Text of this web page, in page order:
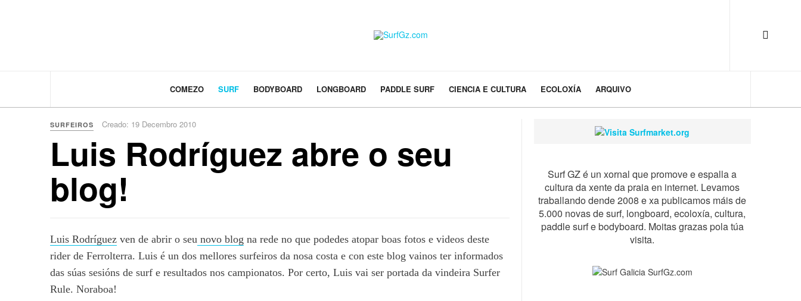
COMEZO SURF BODYBOARD LONGBOARD PADDLE SURF CIENCIA E CULTURA ECOLOXÍA ARQUIVO
SURFEIROS Creado: 19 Decembro 2010
Luis Rodríguez abre o seu
blog!
Luis Rodríguez ven de abrir o seu novo blog na rede no que podedes atopar boas fotos e videos deste
rider de Ferrolterra. Luis é un dos mellores surfeiros da nosa costa e con este blog vainos ter informados
das súas sesións de surf e resultados nos campionatos. Por certo, Luis vai ser portada da vindeira Surfer
Rule. Noraboa!
Surf GZ é un xornal que promove e espalla a
cultura da xente da praia en internet. Levamos
traballando dende 2008 e xa publicamos máis de
5.000 novas de surf, longboard, ecoloxía, cultura,
paddle surf e bodyboard. Moitas grazas pola túa
visita.